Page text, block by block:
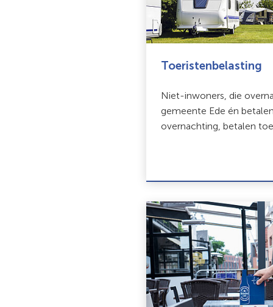
Toeristenbelasting
Niet-inwoners, die
gemeente Ede én
overnachting, betalen